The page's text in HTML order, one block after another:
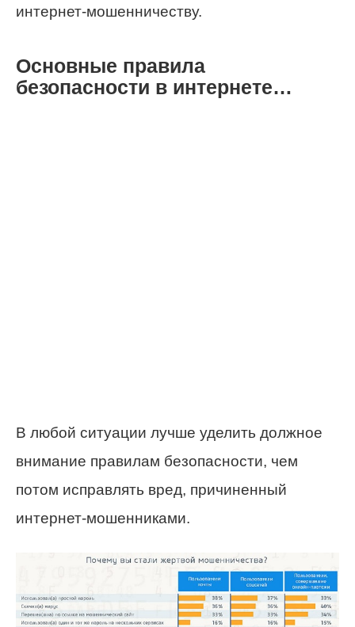
интернет-мошенничеству.
Основные правила
безопасности в интернете…
В любой ситуации лучше уделить должное
внимание правилам безопасности, чем
потом исправлять вред, причиненный
интернет-мошенниками.